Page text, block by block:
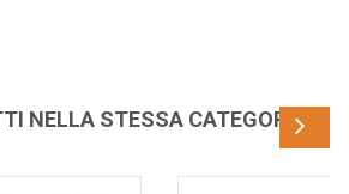
NELLA STESSA CATEGORIA